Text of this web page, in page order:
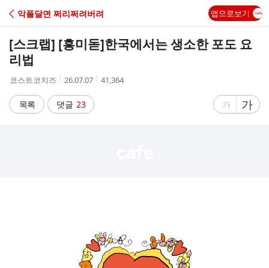
C
A
악플달면 쩌리쩌려버려 앱으로보기
[스크랩] [흥미돋]한국에서는 생소한 포도 요
리법
작
자
코스트코치즈
작
시
간
26.07.07
조
41,364
목록 댓글 23
글
가
글
자
가